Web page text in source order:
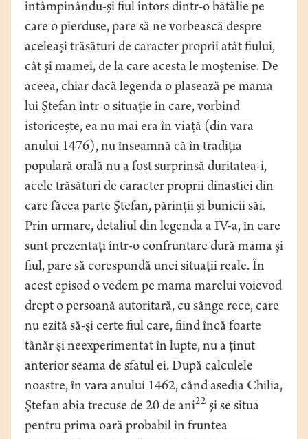
întâmpinându-şi fiul întors dintr-o bătălie pe
care o pierduse, pare să ne vorbească despre
aceleaşi trăsături de caracter proprii atât fiului,
cât şi mamei, de la care acesta le moştenise. De
aceea, chiar dacă legenda o plasează pe mama
lui Ştefan într-o situaţie în care, vorbind
istoriceşte, ea nu mai era în viaţă (din vara
anului 1476), nu înseamnă că în tradiţia
populară orală nu a fost surprinsă duritatea-i,
acele trăsături de caracter proprii dinastiei din
care făcea parte Ştefan, părinţii şi bunicii săi.
Prin urmare, detaliul din legenda a IV-a, în care
sunt prezentaţi într-o confruntare dură mama şi
fiul, pare să corespundă unei situaţii reale. În
acest episod o vedem pe mama marelui voievod
drept o persoană autoritară, cu sânge rece, care
nu ezită să-şi certe fiul care, fiind încă foarte
tânăr şi neexperimentat în lupte, nu a ţinut
anterior seama de sfatul ei. După calculele
noastre, în vara anului 1462, când asedia Chilia,
Ştefan abia trecuse de 20 de ani22 şi se situa
pentru prima oară probabil în fruntea